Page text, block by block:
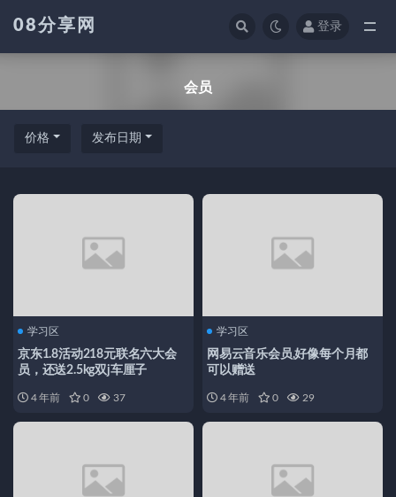
08分享网 登录
会员
价格 发布日期
学习区
京东1.8活动218元联名六大会
员，还送2.5kg双j车厘子
4 年前 0 37
学习区
网易云音乐会员,好像每个月都
可以赠送
4 年前 0 29